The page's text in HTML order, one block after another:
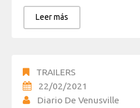
Leer más
TRAILERS
22/02/2021
Diario De Venusville